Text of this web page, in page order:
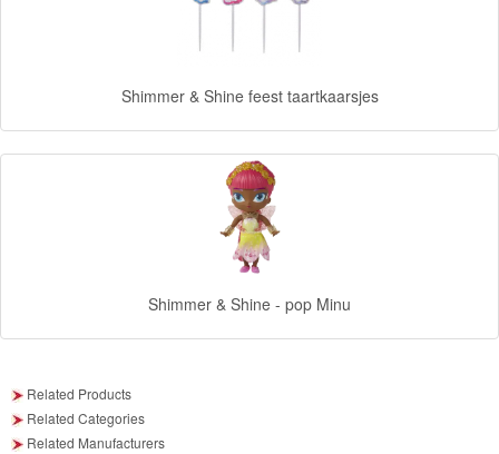
dinosaurus
Dora
Blaze
Looney
tunes
Shimmer & Shine feest taartkaarsjes
Shimmer & Shine - pop Minu
Related Products
Related Categories
Related Manufacturers